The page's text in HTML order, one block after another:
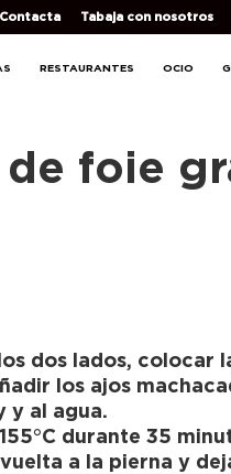
Contacta Tabaja con nosotros
RESTAURANTES OCIO
foie
dos lados, colocar
los ajos
y al agua.
durante 35
a la pierna y